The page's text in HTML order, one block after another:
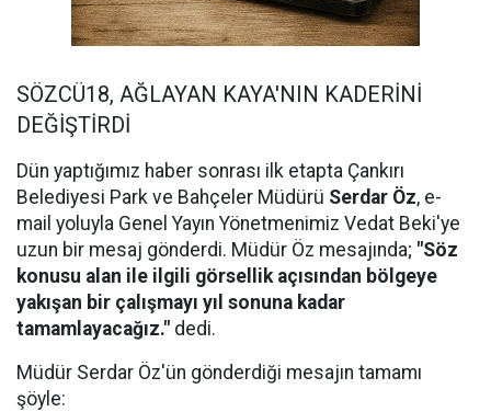
SÖZCÜ18, AĞLAYAN KAYA'NIN KADERİNİ
DEĞİŞTİRDİ
Dün yaptığımız haber sonrası ilk etapta Çankırı
Belediyesi Park ve Bahçeler Müdürü Serdar Öz, e-
mail yoluyla Genel Yayın Yönetmenimiz Vedat Beki'ye
uzun bir mesaj gönderdi. Müdür Öz mesajında; "Söz
konusu alan ile ilgili görsellik açısından bölgeye
yakışan bir çalışmayı yıl sonuna kadar
tamamlayacağız." dedi.
Müdür Serdar Öz'ün gönderdiği mesajın tamamı
şöyle: